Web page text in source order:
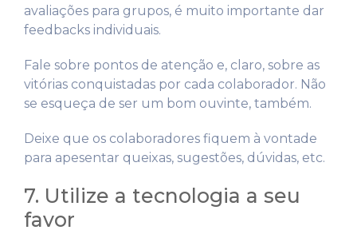
avaliações para grupos, é muito importante dar
feedbacks individuais.
Fale sobre pontos de atenção e, claro, sobre as
vitórias conquistadas por cada colaborador. Não
se esqueça de ser um bom ouvinte, também.
Deixe que os colaboradores fiquem à vontade
para apesentar queixas, sugestões, dúvidas, etc.
7. Utilize a tecnologia a seu
favor